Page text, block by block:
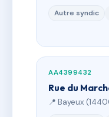
Autre syndic
AA4399432
Rue du
📍 Bayeux